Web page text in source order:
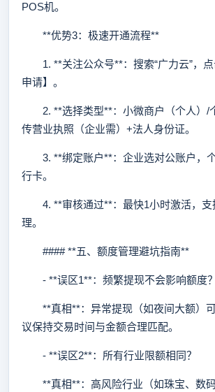
POS机。
**优势3：极速开通流程**
1. **关注公众号**：搜索“广力云”，点
申请】。
2. **选择类型**：小微商户（个人）/
传营业执照（企业需）+法人身份证。
3. **绑定账户**：企业选对公账户，
行卡。
4. **审核通过**：最快1小时激活，支
理。
#### **五、额度管理避坑指南**
- **误区1**：频繁提现不会影响额度？
**真相**：异常提现（如夜间大额）
议保持交易时间与金额合理匹配。
- **误区2**：所有行业限额相同？
**真相**：高风险行业（如珠宝、数